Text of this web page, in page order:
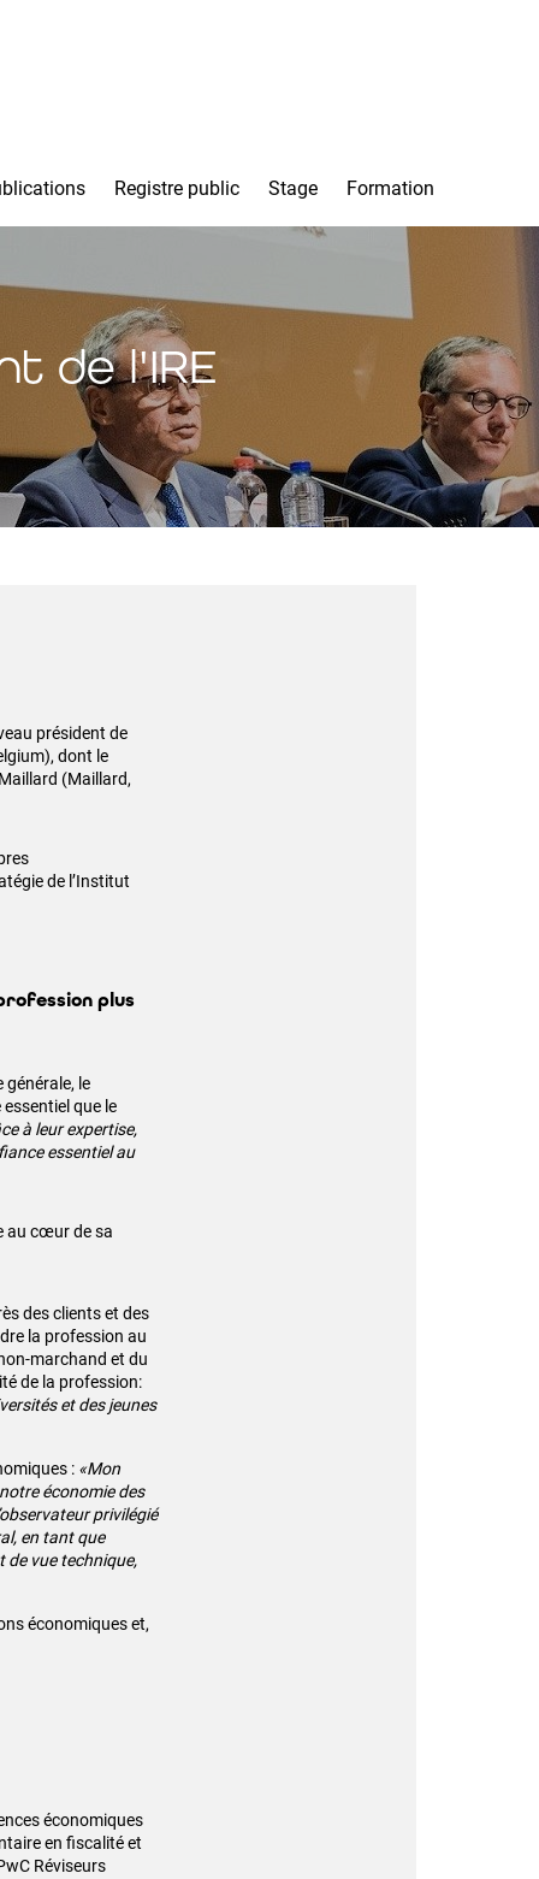
Registre public Stage Formation
de l'IRE
président de
dont le
(Maillard,
de l’Institut
plus
générale, le
que le
à leur expertise,
essentiel au
au cœur de sa
des clients et des
la profession au
marchand et du
de la profession:
et des jeunes
: «Mon
économie des
privilégié
en tant que
de vue technique,
économiques et,
économiques
en fiscalité et
Réviseurs